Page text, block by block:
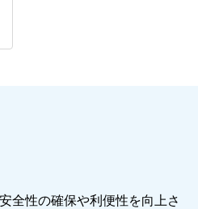
全性の確保や利便性を向上さ